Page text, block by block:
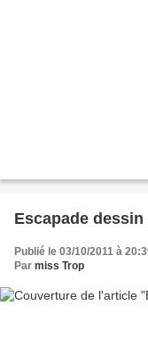
Escapade
Publié le 03/10/2011 à
Par miss Trop